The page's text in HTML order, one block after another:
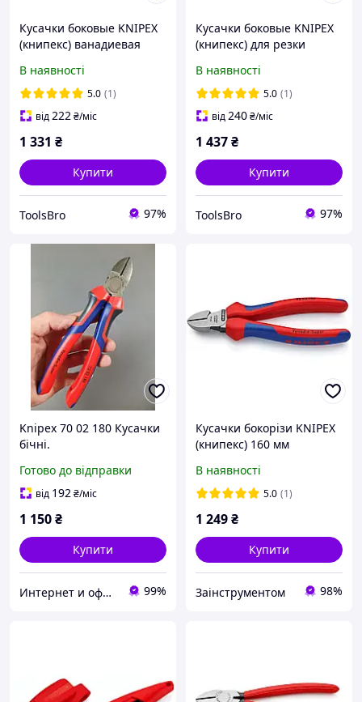
Кусачки боковые KNIPEX
(книпекс) ванадиевая
В наявності
5.0 (1)
від222₴/міс
1 331 ₴
Купити
ToolsBro 97%
Кусачки боковые KNIPEX
(книпекс) для резки
(бокорезы)
В наявності
5.0 (1)
від240₴/міс
1 437₴
Купити
ToolsBro 97%
Knipex 70 02 180 Кусачки
бічні.
Готово до відправки
від 192₴/міс
1 150₴
Купити
Интернет и оффлайн магазин инструментов в Запорожье "Инструмент" 99%
Кусачки бокорізи KNIPEX
(книпекс) 160 мм
діелектричні
В наявності
5.0 (1)
1 249₴
Купити
Заінструментом 98%